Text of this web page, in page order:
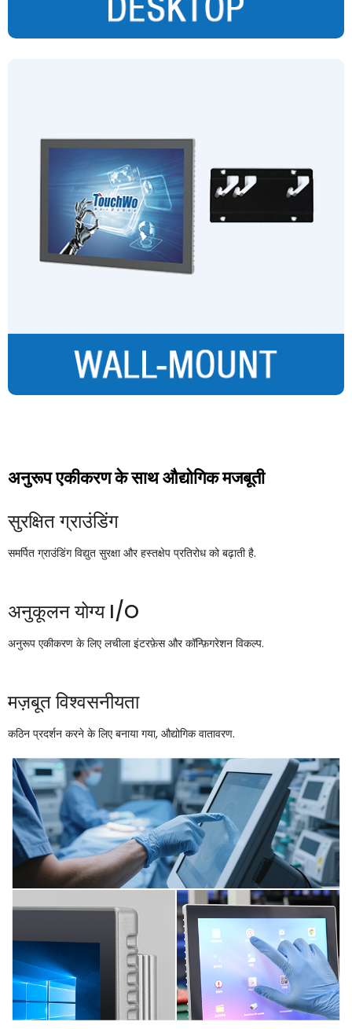
अनुरूप एकीकरण के साथ औद्योगिक मजबूती
सुरक्षित ग्राउंडिंग
समर्पित ग्राउंडिंग विद्युत सुरक्षा और हस्तक्षेप प्रतिरोध को बढ़ाती है.
अनुकूलन योग्य I/O
अनुरूप एकीकरण के लिए लचीला इंटरफ़ेस और कॉन्फ़िगरेशन विकल्प.
मज़बूत विश्वसनीयता
कठिन प्रदर्शन करने के लिए बनाया गया, औद्योगिक वातावरण.